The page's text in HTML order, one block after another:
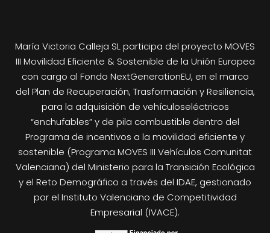
María Victoria Calleja SL participa del proyecto MOVES
III Movilidad Eficiente & Sostenible de la Unión Europea
con cargo al Fondo NextGenerationEU, en el marco
del Plan de Recuperación, Trasformación y Resiliencia,
para la adquisición de vehículoseléctricos
“enchufables” y de pila combustible dentro del
Programa de incentivos a la movilidad eficiente y
sostenible (Programa MOVES III Vehículos Comunitat
Valenciana) del Ministerio para la Transición Ecológica
y el Reto Demográfico a través del IDAE, gestionado
por el Instituto Valenciano de Competitividad
Empresarial (IVACE).